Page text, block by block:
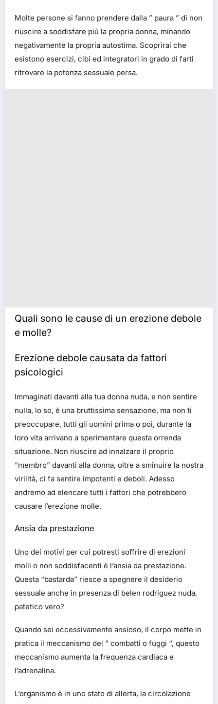
Molte persone si fanno prendere dalla ” paura ” di non
riuscire a soddisfare più la propria donna, minando
negativamente la propria autostima. Scoprirai che
esistono esercizi, cibi ed integratori in grado di farti
ritrovare la potenza sessuale persa.
Quali sono le cause di un erezione debole
e molle?
Erezione debole causata da fattori
psicologici
Immaginati davanti alla tua donna nuda, e non sentire
nulla, lo so, è una bruttissima sensazione, ma non ti
preoccupare, tutti gli uomini prima o poi, durante la
loro vita arrivano a sperimentare questa orrenda
situazione. Non riuscire ad innalzare il proprio
“membro” davanti alla donna, oltre a sminuire la nostra
virilità, ci fa sentire impotenti e deboli. Adesso
andremo ad elencare tutti i fattori che potrebbero
causare l’erezione molle.
Ansia da prestazione
Uno dei motivi per cui potresti soffrire di erezioni
molli o non soddisfacenti è l’ansia da prestazione.
Questa “bastarda” riesce a spegnere il desiderio
sessuale anche in presenza di belen rodriguez nuda,
patetico vero?
Quando sei eccessivamente ansioso, il corpo mette in
pratica il meccanismo del ” combatti o fuggi “, questo
meccanismo aumenta la frequenza cardiaca e
l’adrenalina.
L’organismo è in uno stato di allerta, la circolazione